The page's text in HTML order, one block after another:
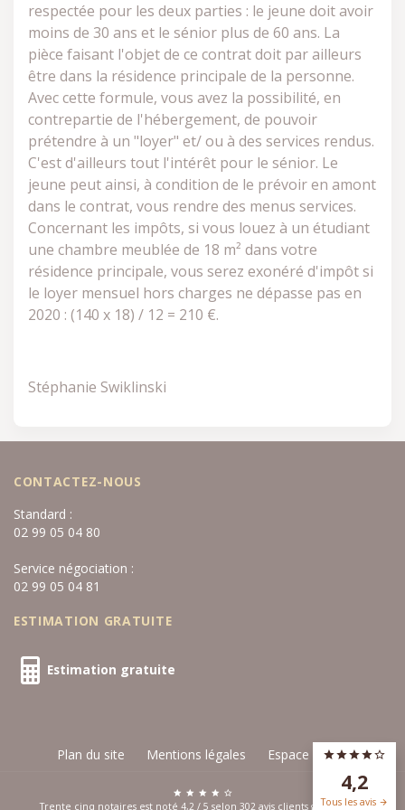
4,2
Tous les avis
respectée pour les deux parties : le jeune doit avoir
moins de 30 ans et le sénior plus de 60 ans. La
pièce faisant l'objet de ce contrat doit par ailleurs
être dans la résidence principale de la personne.
Avec cette formule, vous avez la possibilité, en
contrepartie de l'hébergement, de pouvoir
prétendre à un "loyer" et/ ou à des services rendus.
C'est d'ailleurs tout l'intérêt pour le sénior. Le
jeune peut ainsi, à condition de le prévoir en amont
dans le contrat, vous rendre des menus services.
Concernant les impôts, si vous louez à un étudiant
une chambre meublée de 18 m² dans votre
résidence principale, vous serez exonéré d'impôt si
le loyer mensuel hors charges ne dépasse pas en
2020 : (140 x 18) / 12 = 210 €.
Stéphanie Swiklinski
CONTACTEZ-NOUS
Standard :
02 99 05 04 80
Service négociation :
02 99 05 04 81
ESTIMATION GRATUITE
Estimation gratuite
Plan du site Mentions légales Espace privé
Trente cinq notaires est noté 4,2 / 5 selon 302 avis clients google.com